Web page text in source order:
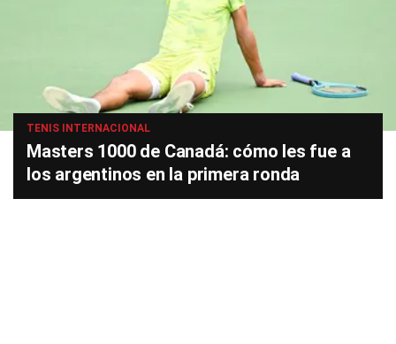
TENIS INTERNACIONAL
Masters 1000 de Canadá: cómo les fue a
los argentinos en la primera ronda